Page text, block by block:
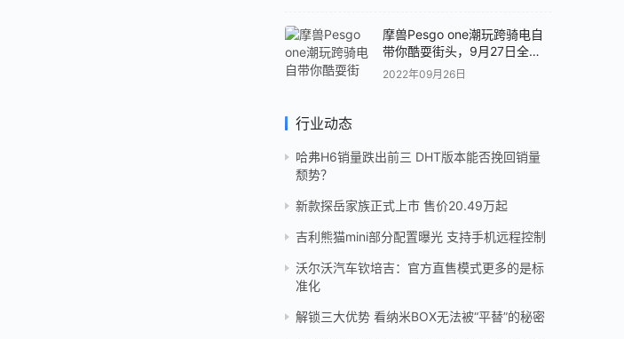
摩兽Pesgo one潮玩跨骑电自
带你酷耍街头，9月27日全球
首发！
2022年09月26日
行业动态
哈弗H6销量跌出前三 DHT版本能否挽回销量
颓势？
新款探岳家族正式上市 售价20.49万起
吉利熊猫mini部分配置曝光 支持手机远程控制
沃尔沃汽车钦培吉：官方直售模式更多的是标
准化
解锁三大优势 看纳米BOX无法被“平替”的秘密